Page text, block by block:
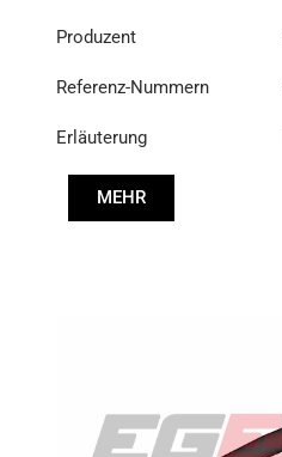
Produzent
Referenz-Nummern
Erläuterung
MEHR